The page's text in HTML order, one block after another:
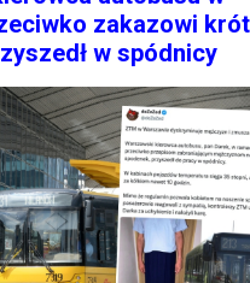
zakazowi
w spódnicy